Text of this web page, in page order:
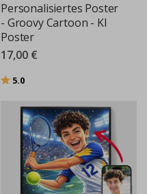
Personalisiertes Poster
- Groovy Cartoon - KI
Poster
17,00 €
Bewertung:
5.0